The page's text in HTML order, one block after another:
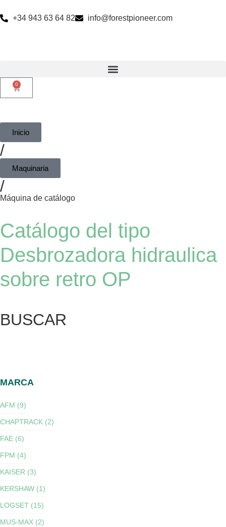
+34 943 63 64 82 info@forestpioneer.com
0
Inicio
/
Maquinaria
/
Máquina de catálogo
Catálogo del tipo
Desbrozadora hidraulica
sobre retro OP
BUSCAR
MARCA
AFM (9)
CHAPTRACK (2)
FAE (6)
FPM (4)
KAISER (3)
KERSHAW (1)
LOGSET (15)
MUS-MAX (2)